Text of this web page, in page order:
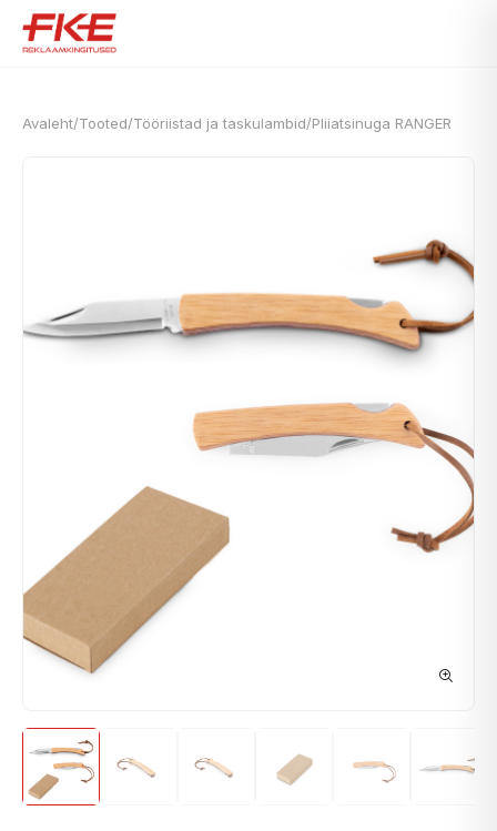
Avaleht/Tooted/Tööriistad ja taskulambid/Pliiatsinuga RANGER